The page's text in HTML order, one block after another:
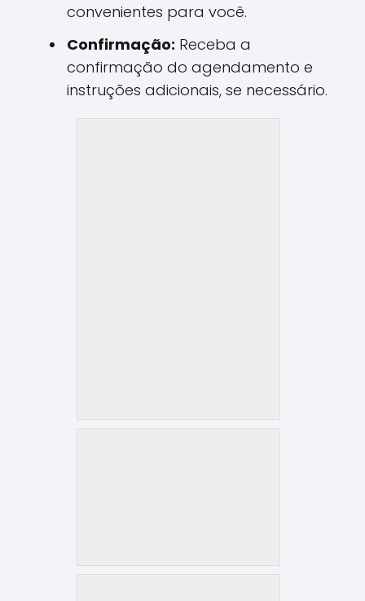
convenientes para você.
Confirmação: Receba a
confirmação do agendamento e
instruções adicionais, se necessário.